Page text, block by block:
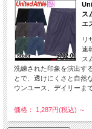
ス
エ
リ
速
ス
洗練された印象を演出す
とで、透けにくさと自然
ウンユース、デイリーま
価格： 1,287円(税込) ～